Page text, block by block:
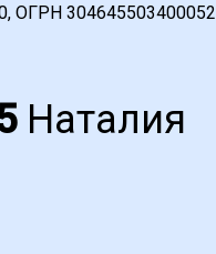
ОГРН 304645503400052
Наталия